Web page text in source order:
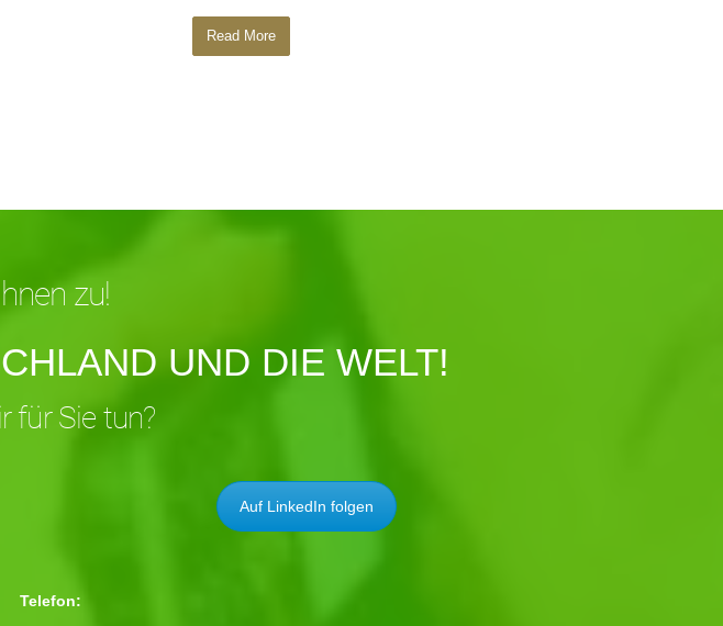
Read More
zu!
UND DIE WELT!
für Sie tun?
Auf LinkedIn folgen
Telefon: